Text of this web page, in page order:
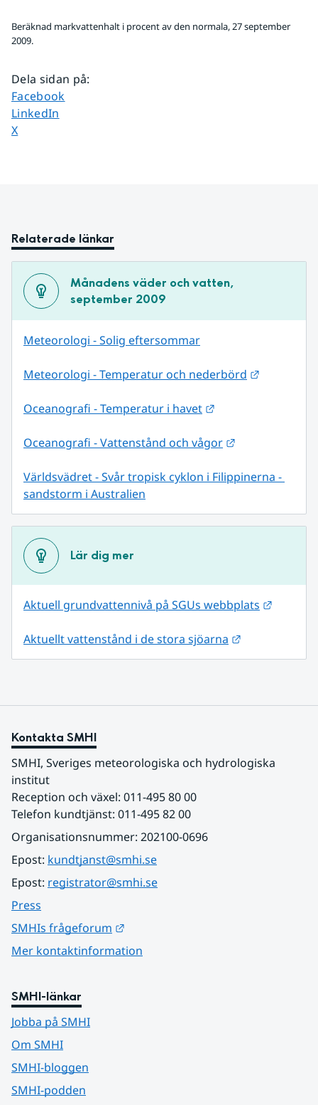
Beräknad markvattenhalt i procent av den normala, 27 september
2009.
Dela sidan på:
Dela sidan på
Facebook
Dela sidan på
LinkedIn
Dela sidan på
X
Relaterade länkar
Månadens väder och vatten,
september 2009
Meteorologi - Solig eftersommar
Meteorologi - Temperatur och nederbörd
Oceanografi - Temperatur i havet
Oceanografi - Vattenstånd och vågor
Världsvädret - Svår tropisk cyklon i Filippinerna -
sandstorm i Australien
Lär dig mer
Aktuell grundvattennivå på SGUs webbplats
Aktuellt vattenstånd i de stora sjöarna
Kontakta SMHI
SMHI, Sveriges meteorologiska och hydrologiska
institut
Reception och växel: 011-495 80 00
Telefon kundtjänst: 011-495 82 00
Organisationsnummer: 202100-0696
Epost: kundtjanst@smhi.se
Epost: registrator@smhi.se
Press
SMHIs frågeforum
Mer kontaktinformation
SMHI-länkar
Jobba på SMHI
Om SMHI
SMHI-bloggen
SMHI-podden